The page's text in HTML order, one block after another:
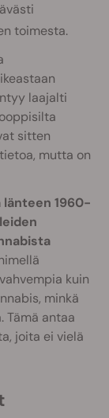
toimesta.
laajalti
sitten
mutta on
1960-
kuin
minkä
Tämä antaa
joita ei vielä